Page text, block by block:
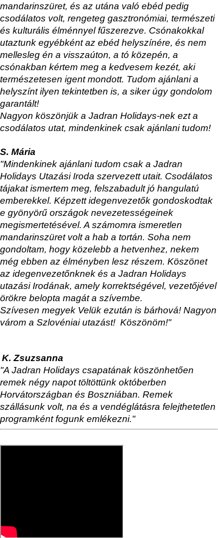
mandarinszüret, és az utána való ebéd pedig
csodálatos volt, rengeteg gasztronómiai, természeti
és kulturális élménnyel fűszerezve. Csónakokkal
utaztunk egyébként az ebéd helyszínére, és nem
mellesleg én a visszaúton, a tó közepén, a
csónakban kértem meg a kedvesem kezét, aki
természetesen igent mondott. Tudom ajánlani a
helyszínt ilyen tekintetben is, a siker úgy gondolom
garantált!
Nagyon köszönjük a Jadran Holidays-nek ezt a
csodálatos utat, mindenkinek csak ajánlani tudom!
S. Mária
"Mindenkinek ajánlani tudom csak a Jadran
Holidays Utazási Iroda szervezett utait. Csodálatos
tájakat ismertem meg, felszabadult jó hangulatú
emberekkel. Képzett idegenvezetők gondoskodtak
e gyönyörű országok nevezetességeinek
megismertetésével. A számomra ismeretlen
mandarinszüret volt a hab a tortán. Soha nem
gondoltam, hogy közelebb a hetvenhez, nekem
még ebben az élményben lesz részem. Köszönet
az idegenvezetőnknek és a Jadran Holidays
utazási Irodának, amely korrektségével, vezetőjével
örökre belopta magát a szívembe.
Szívesen megyek Velük ezután is bárhová! Nagyon
várom a Szlovéniai utazást! Köszönöm!"
K. Zsuzsanna
"A Jadran Holidays csapatának köszönhetően
remek négy napot töltöttünk októberben
Horvátországban és Boszniában. Remek
szállásunk volt, na és a vendéglátásra felejthetetlen
programként fogunk emlékezni."